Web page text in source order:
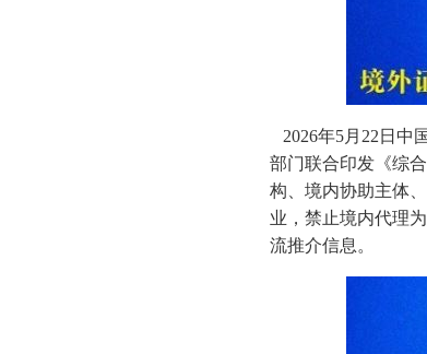
2026年5月22日中
部门联合印发《综
构、境内协助主体
业，禁止境内代理
流推介信息。